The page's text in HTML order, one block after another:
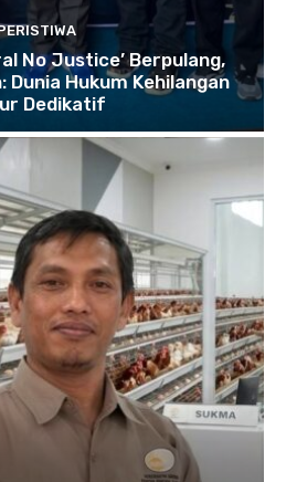
No Justice’ Berpulang,
Dunia Hukum Kehilangan
Dedikatif